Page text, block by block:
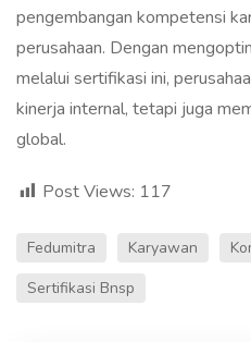
pengembangan kompetensi
perusahaan. Dengan
melalui sertifikasi ini,
kinerja internal, tetapi juga
global.
Post Views: 117
Fedumitra Karyawan
Sertifikasi Bnsp